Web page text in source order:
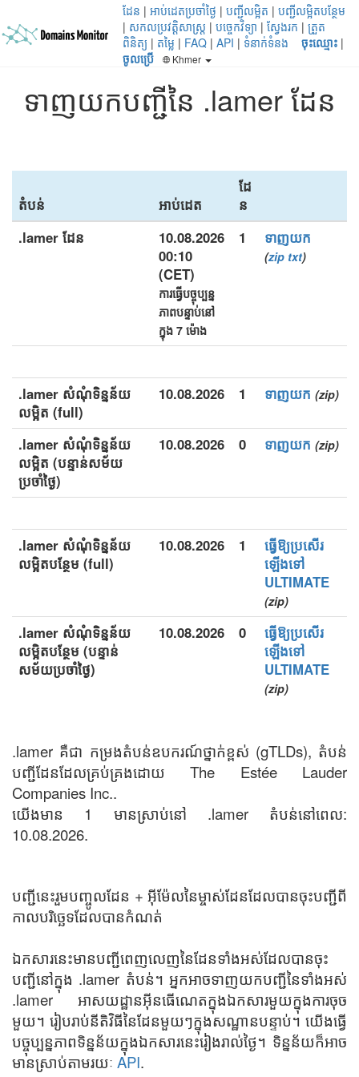
ដែន | អាប់ដេតប្រចាំថ្ងៃ | បញ្ជីលម្អិត | បញ្ជីលម្អិតបន្ថែម
| សកលប្រវត្តិសាស្ត្រ | បច្ចេកវិទ្យា | ស្វែងរក | ត្រួត
ពិនិត្យ | តម្លៃ | FAQ | API | ទំនាក់ទំនង ចុះឈ្មោះ |
ចូលប្រើ
Khmer
ទាញយកបញ្ជីនៃ .lamer ដែន
តំបន់ អាប់ដេត
ដែ
ន
.lamer ដែន
10.08.2026
00:10
(CET)
ការធ្វើបច្ចុប្បន្ន
ភាពបន្ទាប់នៅ
ក្នុង 7 ម៉ោង
1 ទាញយក
(zip txt)
.lamer សំណុំទិន្នន័យ
លម្អិត (full)
10.08.2026 1 ទាញយក (zip)
.lamer សំណុំទិន្នន័យ
លម្អិត (បន្ទាន់សម័យ
ប្រចាំថ្ងៃ)
10.08.2026 0 ទាញយក (zip)
.lamer សំណុំទិន្នន័យ
លម្អិតបន្ថែម (full)
10.08.2026 1
ធ្វើឱ្យប្រសើរ
ឡើងទៅ
ULTIMATE
(zip)
.lamer សំណុំទិន្នន័យ
លម្អិតបន្ថែម (បន្ទាន់
សម័យប្រចាំថ្ងៃ)
10.08.2026 0
ធ្វើឱ្យប្រសើរ
ឡើងទៅ
ULTIMATE
(zip)
.lamer គឺជា កម្រងតំបន់ឧបករណ៍ថ្នាក់ខ្ពស់ (gTLDs), តំបន់
បញ្ជីដែនដែលគ្រប់គ្រងដោយ The Estée Lauder
Companies Inc..
យើងមាន 1 មានស្រាប់នៅ .lamer តំបន់នៅពេល:
10.08.2026.
បញ្ជីនេះរួមបញ្ចូលដែន + អ៊ីម៉ែលនៃម្ចាស់ដែនដែលបានចុះបញ្ជីពី
កាលបរិច្ឆេទដែលបានកំណត់
ឯកសារនេះមានបញ្ជីពេញលេញនៃដែនទាំងអស់ដែលបានចុះ
បញ្ជីនៅក្នុង .lamer តំបន់។ អ្នកអាចទាញយកបញ្ជីនៃទាំងអស់
.lamer អាសយដ្ឋានអ៊ីនធើណេតក្នុងឯកសារមួយក្នុងការចុច
មួយ។ រៀបរាប់នីតិវិធីនៃដែនមួយៗក្នុងសណ្ឋានបន្ទាប់។ យើងធ្វើ
បច្ចុប្បន្នភាពទិន្នន័យក្នុងឯកសារនេះរៀងរាល់ថ្ងៃ។ ទិន្នន័យក៏អាច
មានស្រាប់តាមរយៈ API.